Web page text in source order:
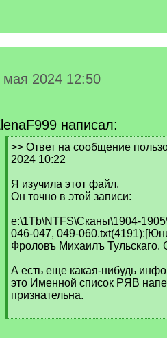
мая 2024 12:50
написал:
[
q
>> Ответ на сообщение
2024 10:22
Я изучила этот файл.
Он точно в этой записи:
e:\1Tb\NTFS\Сканы\1904-
046-047, 049-
Фроловъ Михаилъ Тульскаго.
А есть еще какая-нибудь
это Именной список РЯВ
признательна.
[